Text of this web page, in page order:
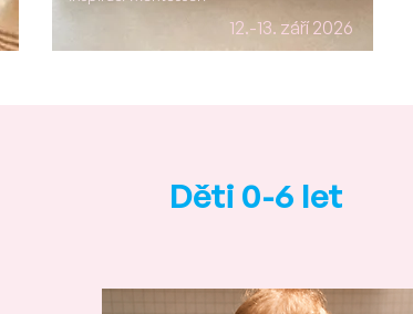
12.-13. září 2026
Děti 0-6 let